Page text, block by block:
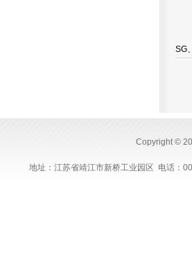
SG
Copyright ©
地址：江苏省靖江市新桥工业园区 电话：